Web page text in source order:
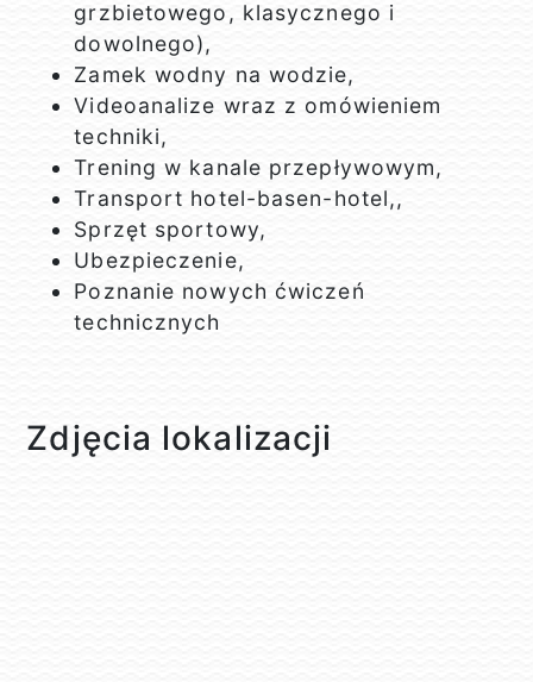
grzbietowego, klasycznego i
dowolnego),
Zamek wodny na wodzie,
Videoanalize wraz z omówieniem
techniki,
Trening w kanale przepływowym,
Transport hotel-basen-hotel,,
Sprzęt sportowy,
Ubezpieczenie,
Poznanie nowych ćwiczeń
technicznych
Zdjęcia lokalizacji